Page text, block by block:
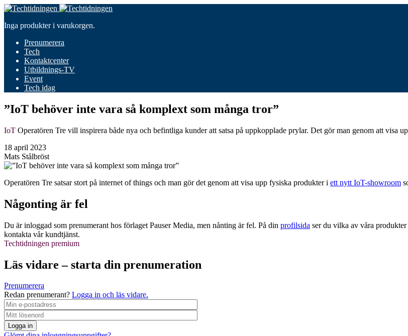
Inga produkter i varukorgen.
Prenumerera
Tech
Kontaktcenter
Utbildnings-TV
Event
Tech idag
”IoT behöver inte vara så komplext som många tror”
IoT Operatören Tre vill inspirera både nya och befintliga kunder att satsa på uppkopplade prylar. Det gör man genom att visa
18 april 2023
Mats Stålbröst
Operatören Tre satsar stort på internet of things och man gör det genom att visa upp fysiska produkter i ett nytt IoT-showroom
Någonting är fel
Du är inloggad som prenumerant hos förlaget Pauser Media, men nånting är fel. På din profilsida ser du vilka av våra
kontakta vår kundtjänst.
Techtidningen premium
Läs vidare – starta din prenumeration
Prenumerera
Redan prenumerant? Logga in och läs vidare.
Logga in